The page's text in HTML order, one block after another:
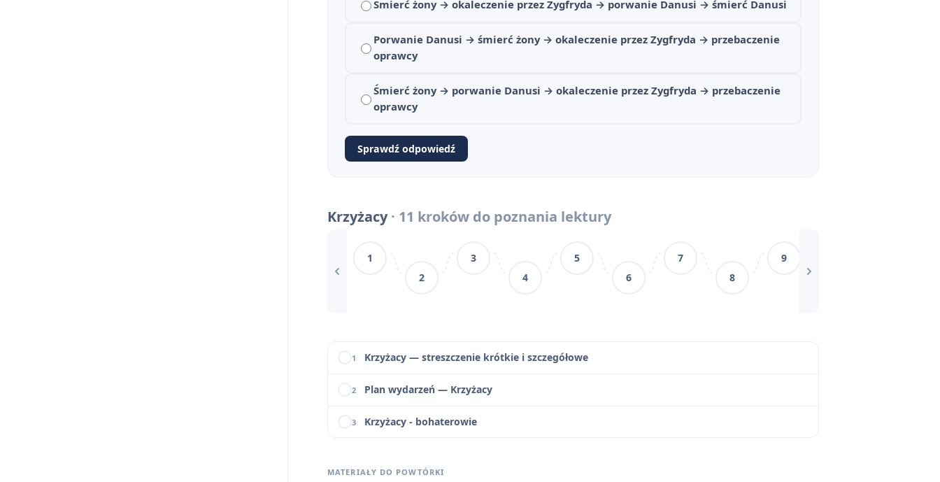
Śmierć żony → okaleczenie przez Zygfryda → porwanie Danusi → śmierć Danusi
Porwanie Danusi → śmierć żony → okaleczenie przez Zygfryda → przebaczenie
oprawcy
Śmierć żony → porwanie Danusi → okaleczenie przez Zygfryda → przebaczenie
oprawcy
Sprawdź odpowiedź
Krzyżacy· 11 kroków do poznania lektury
1
2
3
4
5
6
7
8
9
Krzyżacy — streszczenie krótkie i szczegółowe
Plan wydarzeń — Krzyżacy
Geneza „Krzyżaków” Henryka Sienkiewicza
6 Problematyka powieści „Krzyżacy”
8 Krzyżacy - motywy literackie
Etos rycerski i obyczaje w „Krzyżakach”
1 Krzyżacy — streszczenie krótkie i szczegółowe
2 Plan wydarzeń — Krzyżacy
3 Krzyżacy - bohaterowie
MATERIAŁY DO POWTÓRKI